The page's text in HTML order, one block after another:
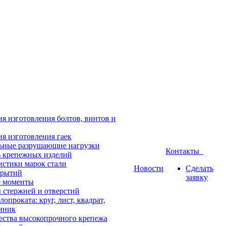
изготовления болтов, винтов и
изготовления гаек
разрушающие нагрузки
крепежных изделий
марок стали
моменты
и отверстий
круг, лист, квадрат,
высокопрочного крепежа
Новости
Контакты
Сделать
заявку